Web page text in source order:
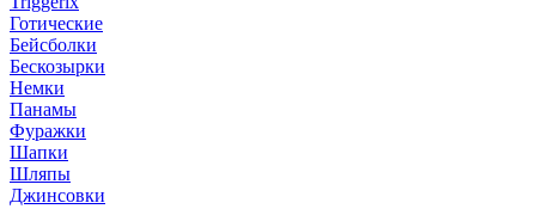
Готические
Бейсболки
Бескозырки
Немки
Панамы
Фуражки
Шапки
Шляпы
Джинсовки